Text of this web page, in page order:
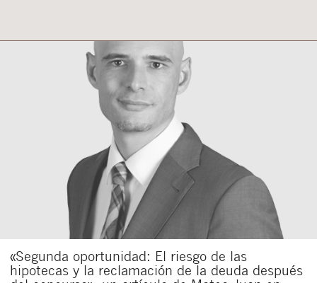
«Segunda oportunidad: El riesgo de las
hipotecas y la reclamación de la deuda después